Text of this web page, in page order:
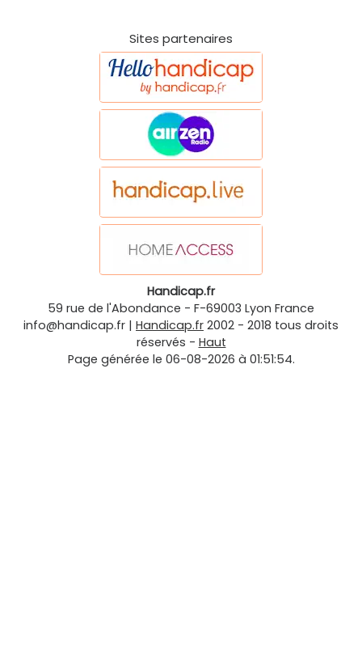
Sites partenaires
Handicap.fr
59 rue de l'Abondance - F-69003 Lyon France
info@handicap.fr | Handicap.fr 2002 - 2018 tous droits
réservés - Haut
Page générée le 06-08-2026 à 01:51:54.